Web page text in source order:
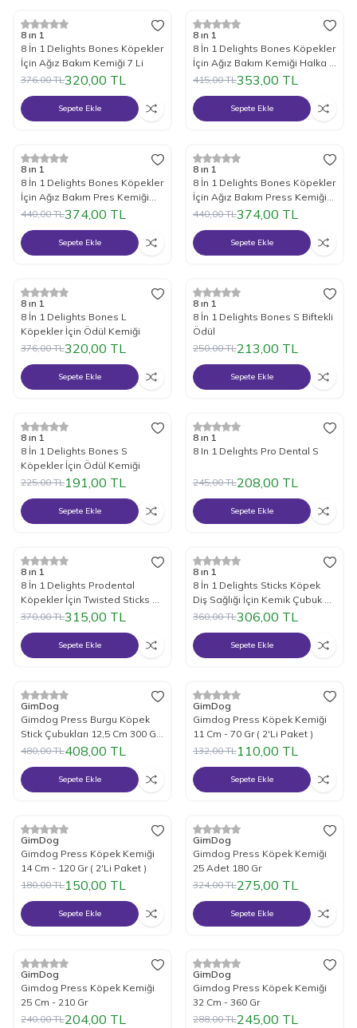
%15İndirim
8 ın 1
8 İn 1 Delights Bones Köpekler
İçin Ağız Bakım Kemiği 7 Li
376,00TL320,00 TL
Sepete Ekle
%15İndirim
8 ın 1
8 İn 1 Delights Bones Köpekler
İçin Ağız Bakım Kemiği Halka 3
Adet
415,00TL353,00 TL
Sepete Ekle
%15İndirim
8 ın 1
8 İn 1 Delights Bones Köpekler
İçin Ağız Bakım Pres Kemiği
Large
440,00TL374,00 TL
Sepete Ekle
%15İndirim
8 ın 1
8 İn 1 Delights Bones Köpekler
İçin Ağız Bakım Press Kemiği
Small 7 Li
440,00TL374,00 TL
Sepete Ekle
%15İndirim
8 ın 1
8 İn 1 Delights Bones L
Köpekler İçin Ödül Kemiği
376,00TL320,00 TL
Sepete Ekle
%15İndirim
8 ın 1
8 İn 1 Delights Bones S Biftekli
Ödül
250,00TL213,00 TL
Sepete Ekle
%15İndirim
8 ın 1
8 İn 1 Delights Bones S
Köpekler İçin Ödül Kemiği
225,00TL191,00 TL
Sepete Ekle
%15İndirim
8 ın 1
8 In 1 Delıghts Pro Dental S
245,00TL208,00 TL
Sepete Ekle
%15İndirim
8 ın 1
8 İn 1 Delights Prodental
Köpekler İçin Twisted Sticks 10
Lu
370,00TL315,00 TL
Sepete Ekle
%15İndirim
8 ın 1
8 İn 1 Delights Sticks Köpek
Diş Sağlığı İçin Kemik Çubuk 90
Gr 3 Adet
360,00TL306,00 TL
Sepete Ekle
%15İndirim
GimDog
Gimdog Press Burgu Köpek
Stick Çubukları 12,5 Cm 300 Gr
50 Li Paket
480,00TL408,00 TL
Sepete Ekle
%17İndirim
GimDog
Gimdog Press Köpek Kemiği
11 Cm - 70 Gr ( 2'Li Paket )
132,00TL110,00 TL
Sepete Ekle
%17İndirim
GimDog
Gimdog Press Köpek Kemiği
14 Cm - 120 Gr ( 2'Li Paket )
180,00TL150,00 TL
Sepete Ekle
%15İndirim
GimDog
Gimdog Press Köpek Kemiği
25 Adet 180 Gr
324,00TL275,00 TL
Sepete Ekle
%15İndirim
GimDog
Gimdog Press Köpek Kemiği
25 Cm - 210 Gr
240,00TL204,00 TL
%15İndirim
GimDog
Gimdog Press Köpek Kemiği
32 Cm - 360 Gr
288,00TL245,00 TL